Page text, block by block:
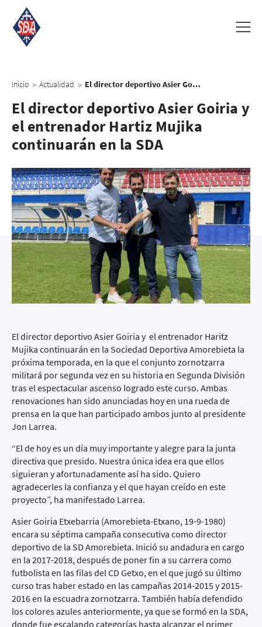
Inicio > Actualidad > El director deportivo Asier Goiria y el entrenador Hartiz Mujika continuarán en la SDA
El director deportivo Asier Goiria y
el entrenador Hartiz Mujika
continuarán en la SDA
El director deportivo Asier Goiria y el entrenador Haritz
Mujika continuarán en la Sociedad Deportiva Amorebieta la
próxima temporada, en la que el conjunto zornotzarra
militará por segunda vez en su historia en Segunda División
tras el espectacular ascenso logrado este curso. Ambas
renovaciones han sido anunciadas hoy en una rueda de
prensa en la que han participado ambos junto al presidente
Jon Larrea.
“El de hoy es un día muy importante y alegre para la junta
directiva que presido. Nuestra única idea era que ellos
siguieran y afortunadamente así ha sido. Quiero
agradecerles la confianza y el que hayan creído en este
proyecto”, ha manifestado Larrea.
Asier Goiria Etxebarria (Amorebieta-Etxano, 19-9-1980)
encara su séptima campaña consecutiva como director
deportivo de la SD Amorebieta. Inició su andadura en cargo
en la 2017-2018, después de poner fin a su carrera como
futbolista en las filas del CD Getxo, en el que jugó su último
curso tras haber estado en las campañas 2014-2015 y 2015-
2016 en la escuadra zornotzarra. También había defendido
los colores azules anteriormente, ya que se formó en la SDA,
donde fue escalando categorías hasta alcanzar el primer